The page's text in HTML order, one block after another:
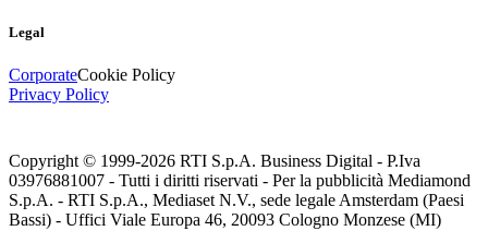
Legal
CorporateCookie Policy
Privacy Policy
Copyright © 1999-2026 RTI S.p.A. Business Digital - P.Iva
03976881007 - Tutti i diritti riservati - Per la pubblicità Mediamond
S.p.A. - RTI S.p.A., Mediaset N.V., sede legale Amsterdam (Paesi
Bassi) - Uffici Viale Europa 46, 20093 Cologno Monzese (MI)